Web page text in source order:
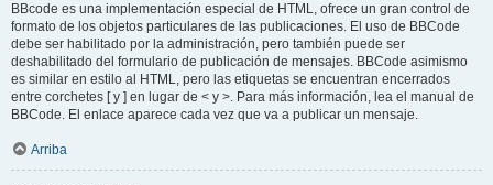
BBcode es una implementación especial de HTML, ofrece un gran control de
formato de los objetos particulares de las publicaciones. El uso de BBCode
debe ser habilitado por la administración, pero también puede ser
deshabilitado del formulario de publicación de mensajes. BBCode asimismo
es similar en estilo al HTML, pero las etiquetas se encuentran encerrados
entre corchetes [ y ] en lugar de < y >. Para más información, lea el manual de
BBCode. El enlace aparece cada vez que va a publicar un mensaje.
Arriba